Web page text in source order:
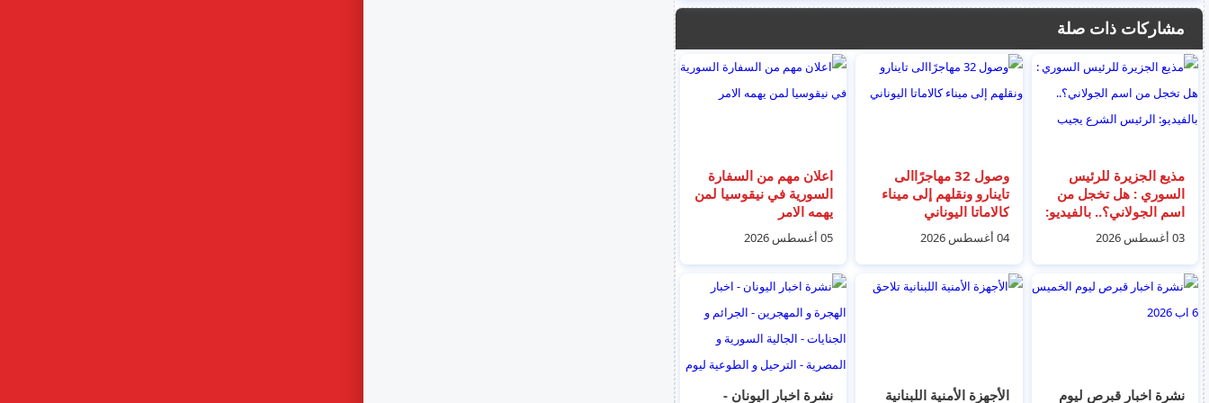
مشاركات ذات صلة
مذيع الجزيرة للرئيس
السوري : هل تخجل من
اسم الجولاني؟.. بالفيديو:
الرئيس الشرع يجيب
03 أغسطس 2026
وصول 32 مهاجرًاالى
تاينارو ونقلهم إلى ميناء
كالاماتا اليوناني
04 أغسطس 2026
اعلان مهم من السفارة
السورية في نيقوسيا لمن
يهمه الامر
05 أغسطس 2026
نشرة اخبار قبرص ليوم الأجهزة الأمنية اللبنانية نشرة اخبار اليونان -